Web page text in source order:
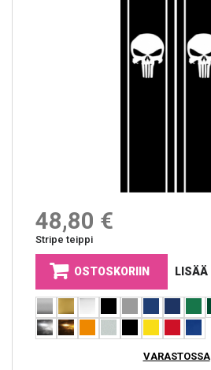
48,80 €
Stripe teippi
OSTOSKORIIN LISÄÄ
VARASTOSSA